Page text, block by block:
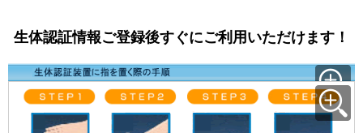
生体認証情報ご登録後すぐにご利用いただけます！